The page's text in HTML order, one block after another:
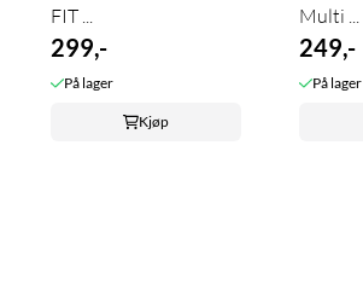
FIT ...
299,-
På lager
Kjøp
Multi ...
249,-
På lager